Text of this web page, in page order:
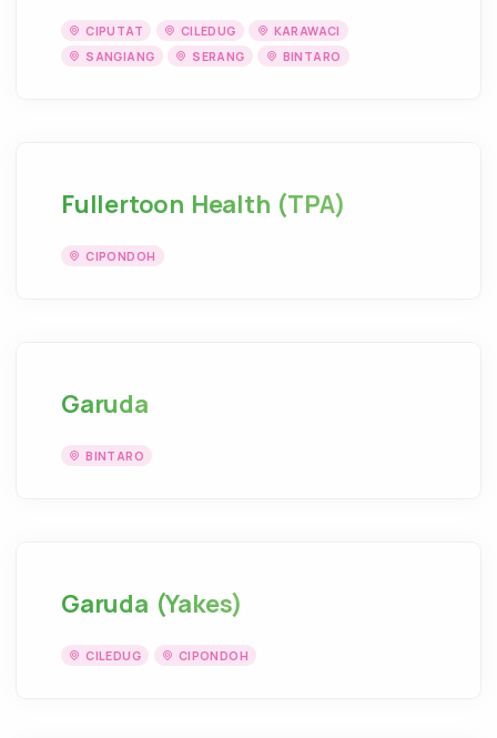
CIPUTAT CILEDUG
KARAWACI
SANGIANG
SERANG BINTARO
Fullertoon Health (TPA)
CIPONDOH
Garuda
BINTARO
Garuda (Yakes)
CILEDUG CIPONDOH